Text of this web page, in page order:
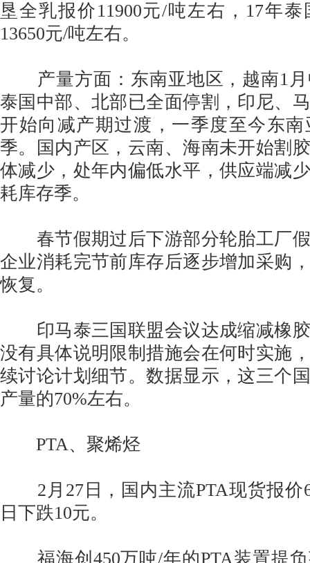
垦全乳报价11900元/吨左右，17年
13650元/吨左右。
产量方面：东南亚地区，越南1月
泰国中部、北部已全面停割，印尼、
开始向减产期过渡，一季度至今东
季。国内产区，云南、海南未开始割
体减少，处年内偏低水平，供应端减
耗库存季。
春节假期过后下游部分轮胎工厂假
企业消耗完节前库存后逐步增加采购
恢复。
印马泰三国联盟会议达成缩减橡胶
没有具体说明限制措施会在何时实施
续讨论计划细节。数据显示，这三个
产量的70%左右。
PTA、聚烯烃
2月27日，国内主流PTA现货报价
日下跌10元。
福海创450万吨/年的PTA装置提负